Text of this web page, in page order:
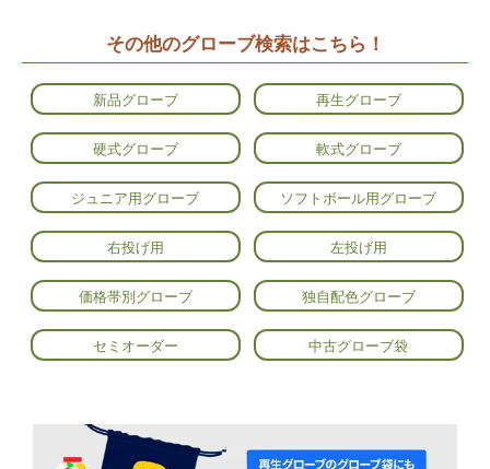
その他のグローブ検索はこちら！
新品グローブ 再生グローブ
硬式グローブ 軟式グローブ
ジュニア用グローブ ソフトボール用グローブ
右投げ用 左投げ用
価格帯別グローブ 独自配色グローブ
セミオーダー 中古グローブ袋